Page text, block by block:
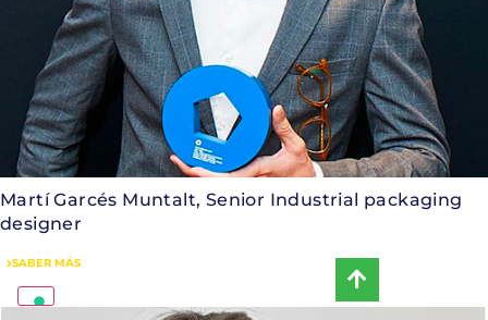
Martí Garcés Muntalt, Senior Industrial packaging
designer
SABER MÁS